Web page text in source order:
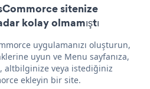
sitenize
kolay olmamıştı
uygulamanızı oluşturun,
uyun ve Menu sayfanıza,
altbilginize veya istediğiniz
ekleyin bir site.